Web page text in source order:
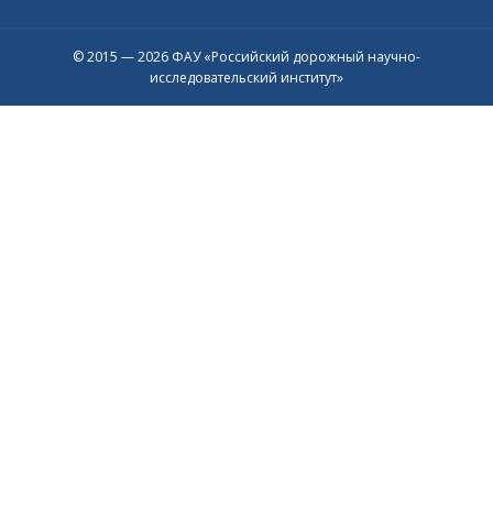
© 2015 — 2026 ФАУ «Российский дорожный научно-
исследовательский институт»